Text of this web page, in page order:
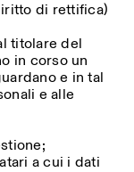
di rettifica)
titolare del
in corso un
e in tal
e alle
a cui i dati